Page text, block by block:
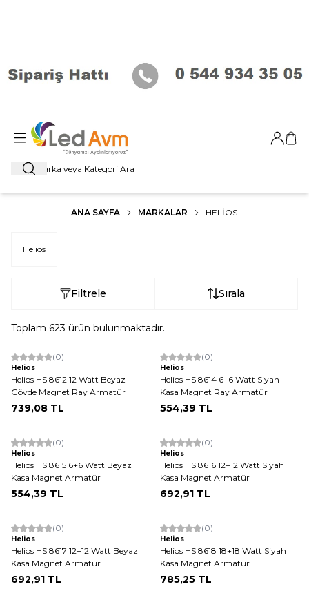
Ara
Giriş
ANA SAYFA MARKALAR HELIOS
Helios
Filtrele Sırala
Toplam 623 ürün bulunmaktadır.
(0)
Helios
Helios HS 8612 12 Watt Beyaz
Gövde Magnet Ray Armatür
739,08 TL
(0)
Helios
Helios HS 8614 6+6 Watt Siyah
Kasa Magnet Ray Armatür
554,39 TL
(0)
Helios
Helios HS 8615 6+6 Watt Beyaz
Kasa Magnet Armatür
554,39 TL
(0)
Helios
Helios HS 8616 12+12 Watt Siyah
Kasa Magnet Armatür
692,91 TL
(0)
Helios
Helios HS 8617 12+12 Watt Beyaz
Kasa Magnet Armatür
692,91 TL
(0)
Helios
Helios HS 8618 18+18 Watt Siyah
Kasa Magnet Armatür
785,25 TL